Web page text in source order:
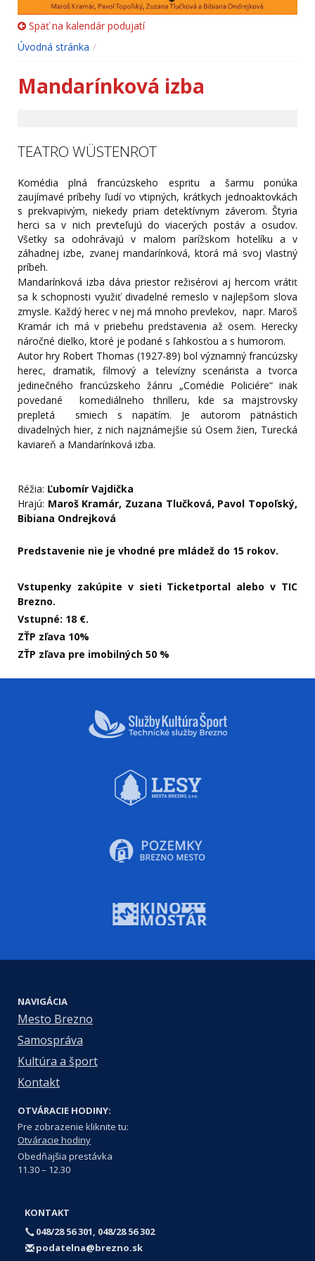
Späť na kalendár podujatí
Úvodná stránka
Mandarínková izba
TEATRO WÜSTENROT
Komédia plná francúzskeho espritu a šarmu ponúka
zaujímavé príbehy ľudí vo vtipných, krátkych jednoaktovkách
s prekvapivým, niekedy priam detektívnym záverom. Štyria
herci sa v nich prevteľujú do viacerých postáv a osudov.
Všetky sa odohrávajú v malom parížskom hotelíku a v
záhadnej izbe, zvanej mandarínková, ktorá má svoj vlastný
príbeh.
Mandarínková izba dáva priestor režisérovi aj hercom vrátiť
sa k schopnosti využiť divadelné remeslo v najlepšom slova
zmysle. Každý herec v nej má mnoho prevlekov, napr. Maroš
Kramár ich má v priebehu predstavenia až osem. Herecky
náročné dielko, ktoré je podané s ľahkosťou a s humorom.
Autor hry Robert Thomas (1927-89) bol významný francúzsky
herec, dramatik, filmový a televízny scenárista a tvorca
jedinečného francúzskeho žánru „Comédie Policiére“ inak
povedané komediálneho thrilleru, kde sa majstrovsky
prepletá smiech s napätím. Je autorom pätnástich
divadelných hier, z nich najznámejšie sú Osem žien, Turecká
kaviareň a Mandarínková izba.
Réžia: Ľubomír Vajdička
Hrajú: Maroš Kramár, Zuzana Tlučková, Pavol Topoľský,
Bibiana Ondrejková
Predstavenie nie je vhodné pre mládež do 15 rokov.
Vstupenky zakúpite v sieti Ticketportal alebo v TIC
Brezno.
Vstupné: 18 €.
ZŤP zľava 10%
ZŤP zľava pre imobilných 50 %
NAVIGÁCIA
Mesto Brezno
Samospráva
Kultúra a šport
Kontakt
OTVÁRACIE HODINY:
Pre zobrazenie kliknite tu:
Otváracie hodiny
Obedňajšia prestávka
11.30 – 12.30
KONTAKT
048/28 56 301, 048/28 56 302
podatelna@brezno.sk